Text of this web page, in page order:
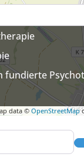
data ©OpenStreetMap
fundierte